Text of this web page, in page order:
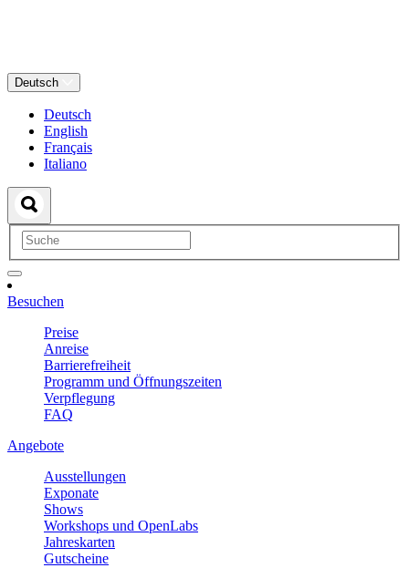
Deutsch
Deutsch
English
Français
Italiano
Besuchen
Preise
Anreise
Barrierefreiheit
Programm und Öffnungszeiten
Verpflegung
FAQ
Angebote
Ausstellungen
Exponate
Shows
Workshops und OpenLabs
Jahreskarten
Gutscheine